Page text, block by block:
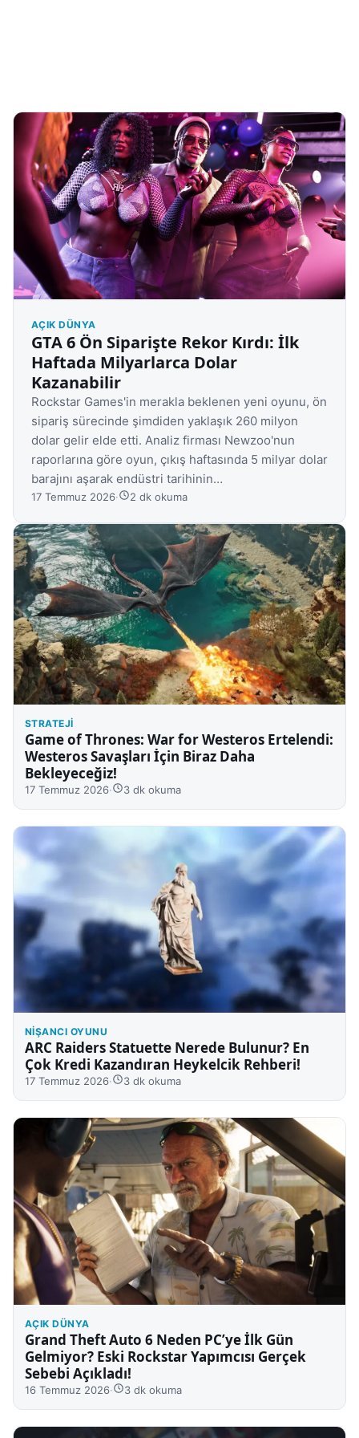
AÇIK DÜNYA
GTA 6 Ön Siparişte Rekor Kırdı: İlk
Haftada Milyarlarca Dolar
Kazanabilir
Rockstar Games'in merakla beklenen yeni oyunu, ön
sipariş sürecinde şimdiden yaklaşık 260 milyon
dolar gelir elde etti. Analiz firması Newzoo'nun
raporlarına göre oyun, çıkış haftasında 5 milyar dolar
barajını aşarak endüstri tarihinin…
17 Temmuz 2026· 2 dk okuma
STRATEJI
Game of Thrones: War for Westeros Ertelendi:
Westeros Savaşları İçin Biraz Daha
Bekleyeceğiz!
17 Temmuz 2026· 3 dk okuma
NIŞANCI OYUNU
ARC Raiders Statuette Nerede Bulunur? En
Çok Kredi Kazandıran Heykelcik Rehberi!
17 Temmuz 2026· 3 dk okuma
AÇIK DÜNYA
Grand Theft Auto 6 Neden PC’ye İlk Gün
Gelmiyor? Eski Rockstar Yapımcısı Gerçek
Sebebi Açıkladı!
16 Temmuz 2026· 3 dk okuma